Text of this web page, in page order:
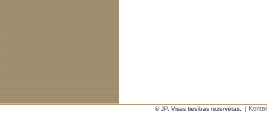
© JP. Visas tiesības rezervētas. |